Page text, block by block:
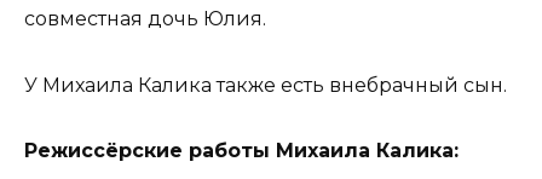
совместная дочь Юлия.
У Михаила Калика также есть внебрачный сын.
Режиссёрские работы Михаила Калика: